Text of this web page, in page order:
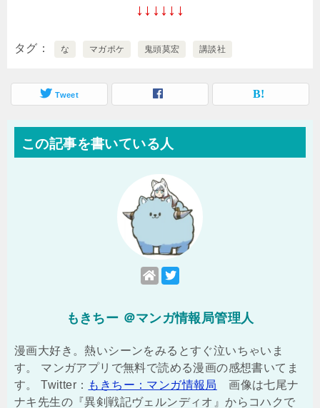
↓↓↓↓↓↓
タグ な マガポケ 鬼頭莫宏 講談社
Tweet
この記事を書いている人
もきちー ＠マンガ情報局管理人
漫画大好き。熱いシーンをみるとすぐ泣いちゃいま
す。 マンガアプリで無料で読める漫画の感想書いてま
す。 Twitter： もきちー：マンガ情報局
画像は七尾ナ
ナキ先生の『異剣戦記ヴェルンディオ』からコハクで